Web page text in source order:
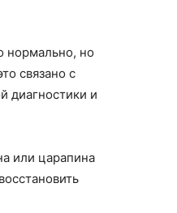
нормально, но
связано с
диагностики и
или царапина